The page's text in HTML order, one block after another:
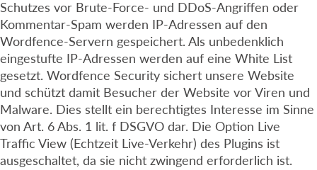
Schutzes vor Brute-Force- und DDoS-Angriffen oder
Kommentar-Spam werden IP-Adressen auf den
Wordfence-Servern gespeichert. Als unbedenklich
eingestufte IP-Adressen werden auf eine White List
gesetzt. Wordfence Security sichert unsere Website
und schützt damit Besucher der Website vor Viren und
Malware. Dies stellt ein berechtigtes Interesse im Sinne
von Art. 6 Abs. 1 lit. f DSGVO dar. Die Option Live
Traffic View (Echtzeit Live-Verkehr) des Plugins ist
ausgeschaltet, da sie nicht zwingend erforderlich ist.